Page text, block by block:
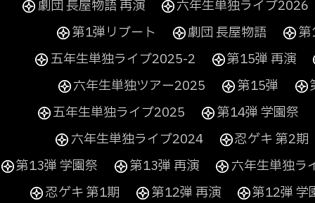
劇団 長屋物語 再演
六年生単独ライブ2026
第1弾リブート
劇団 長屋物語
第
五年生単独ライブ2025-2
第15弾 再演
六年生単独ツアー2025
第15弾
五年生単独ライブ2025
第14弾 学園祭
六年生単独ライブ2024
忍ゲキ 第2期
第13弾 学園祭
第13弾 再演
六年生単独ラ
忍ゲキ 第1期
第12弾 再演 第12弾 学